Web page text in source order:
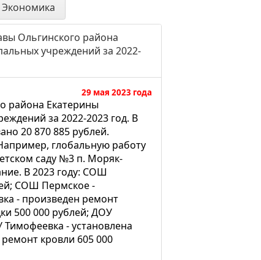
Экономика
Ольгинского района
учреждений за 2022-
29 мая 2023 года
района Екатерины
за 2022-2023 год. В
20 870 885 рублей.
глобальную работу
саду №3 п. Моряк-
В 2023 году: СОШ
СОШ Пермское -
- произведен ремонт
500 000 рублей; ДОУ
- установлена
кровли 605 000